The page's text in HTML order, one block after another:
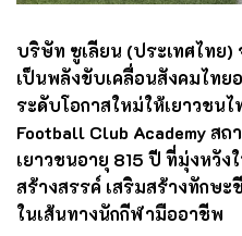
บริษัท ซูเลียน (ประเทศไทย)
เป็นพลังขับเคลื่อนสังคมไทย
ระดับโอกาสใหม่ให้เยาวชนไ
Football Club Academy ส
เยาวชนอายุ 815 ปี ที่มุ่งหวัง
สร้างสรรค์ เสริมสร้างทักษ
ในเส้นทางนักกีฬามืออาชีพ